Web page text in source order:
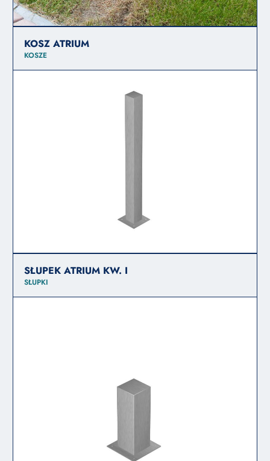
KOSZ ATRIUM
KOSZE
SŁUPEK ATRIUM KW. I
SŁUPKI